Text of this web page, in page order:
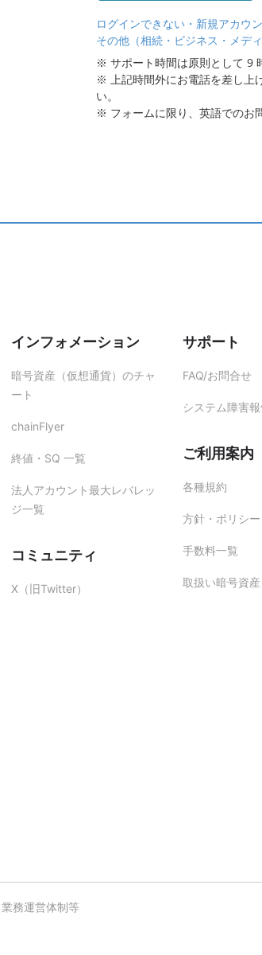
ログインできない・新規アカウ
その他（相続・ビジネス・メデ
※ サポート時間は原則として 9
※ 上記時間外にお電話を差し上
い。
※ フォームに限り、英語でのお
インフォメーション
暗号資産（仮想通貨）のチャ
ート
chainFlyer
終値・SQ 一覧
法人アカウント最大レバレッ
ジ一覧
コミュニティ
X（旧Twitter）
サポート
FAQ/お問合せ
システム障害
ご利用案内
各種規約
方針・ポリシ
手数料一覧
取扱い暗号資
務運営体制等